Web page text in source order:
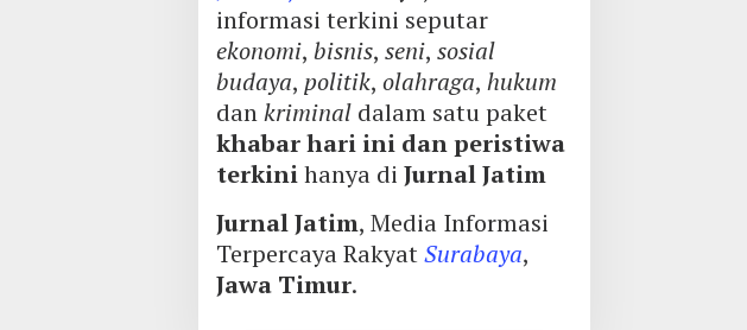
informasi terkini seputar
ekonomi, bisnis, seni, sosial
budaya, politik, olahraga, hukum
dankriminaldalam satu paket
khabar hari ini dan peristiwa
terkinihanya di Jurnal Jatim
Jurnal Jatim, Media Informasi
Terpercaya RakyatSurabaya,
Jawa Timur.